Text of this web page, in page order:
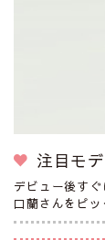
注目モ
デビュー後す
口蘭さんをピッ